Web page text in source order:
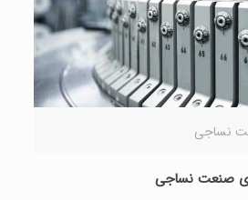
نساجی
صنعت نساجی